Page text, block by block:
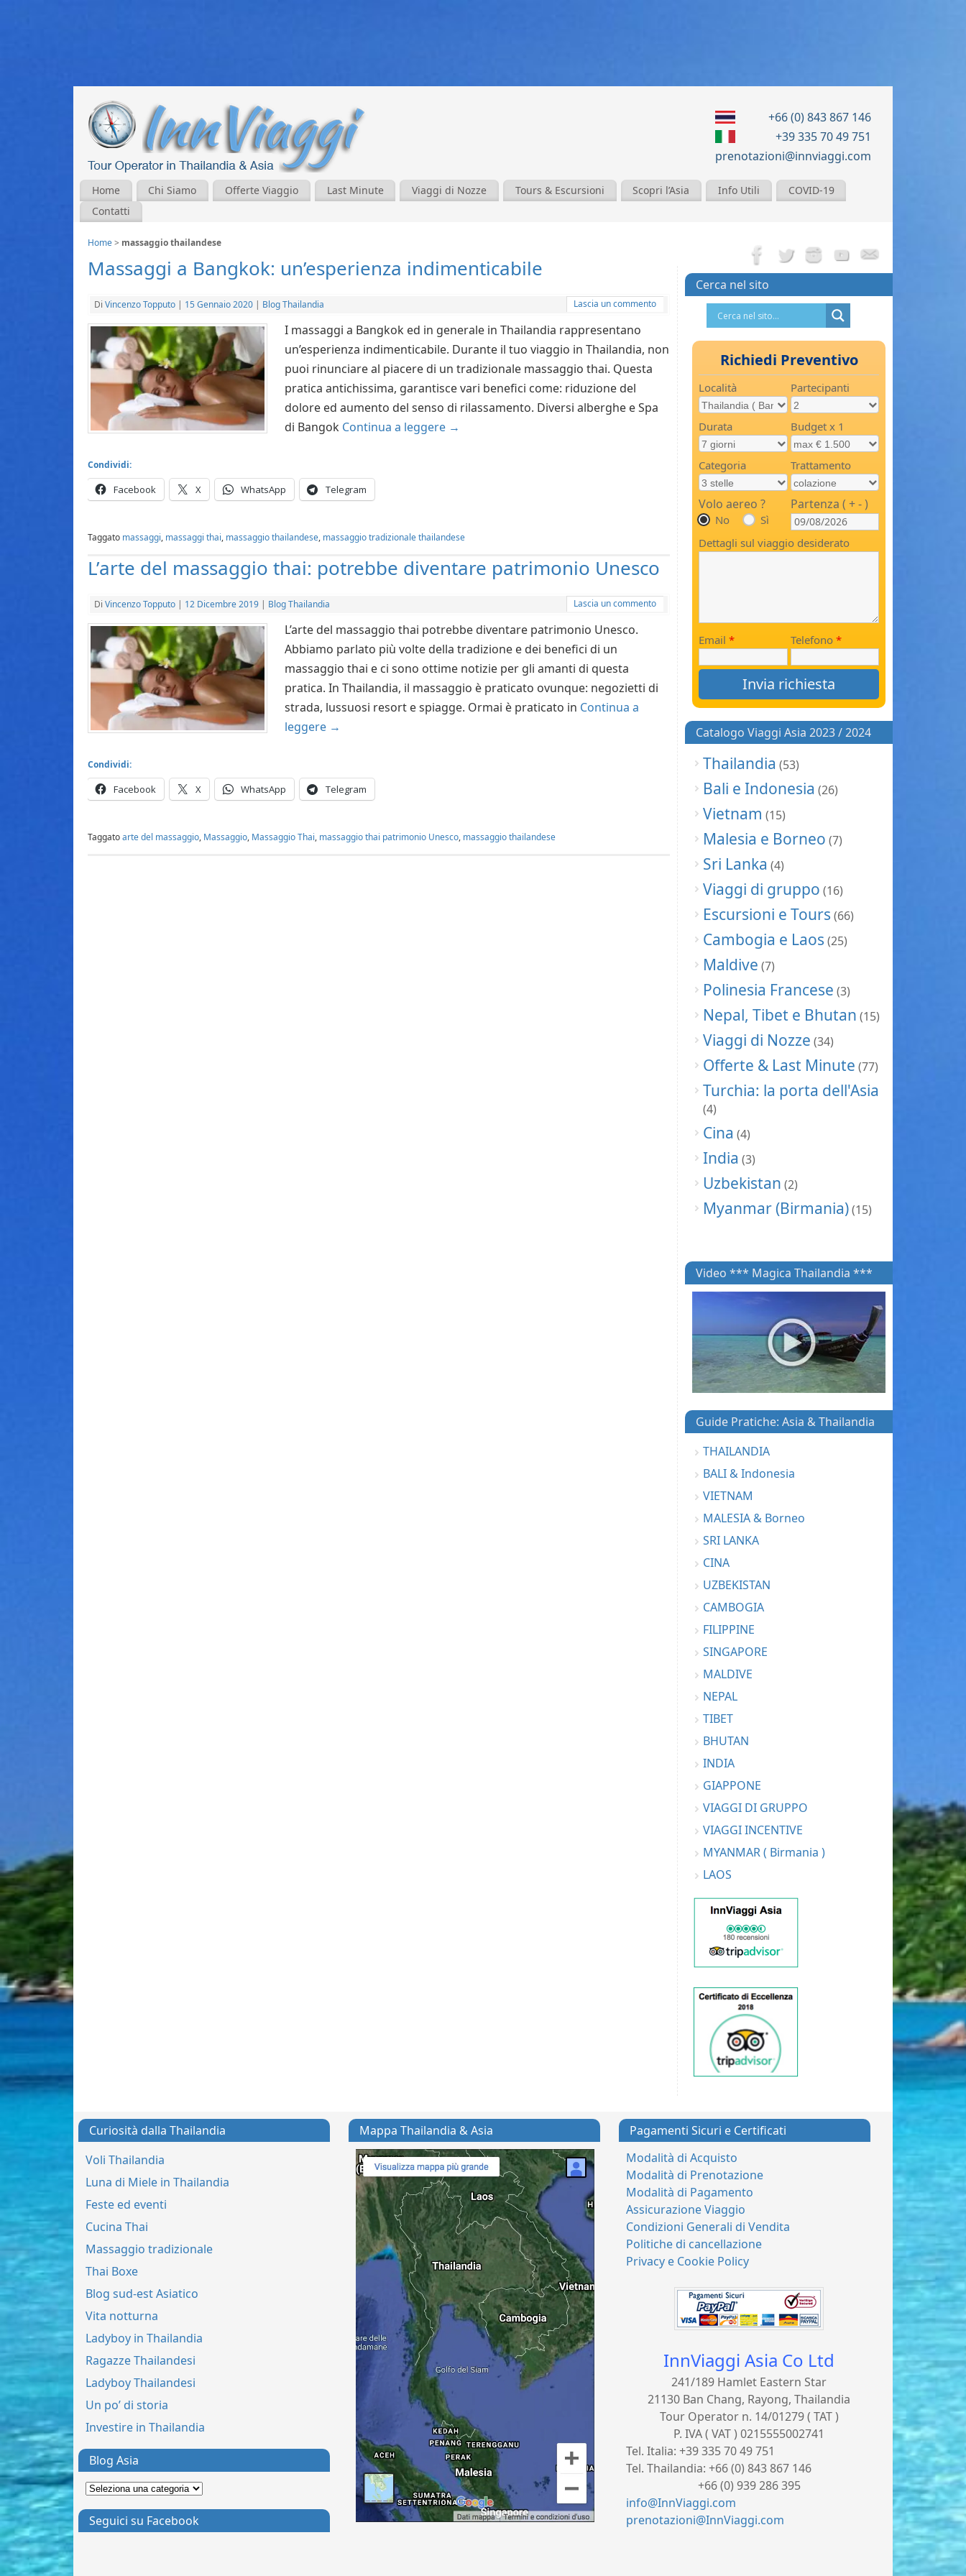
+66 (0) 843 867 146
+39 335 70 49 751
prenotazioni@innviaggi.com
Home Chi Siamo Offerte Viaggio Last Minute Viaggi di Nozze Tours & Escursioni Scopri l’Asia Info Utili
COVID-19
Contatti
Home> massaggio thailandese
Massaggi a Bangkok: un’esperienza indimenticabile
Di Vincenzo Topputo | 15 Gennaio 2020 | Blog Thailandia Lascia un commento
I massaggi a Bangkok ed in generale in Thailandia rappresentano
un’esperienza indimenticabile. Durante il tuo viaggio in Thailandia, non
puoi rinunciare al piacere di un tradizionale massaggio thai. Questa
pratica antichissima, garantisce vari benefici come: riduzione del
dolore ed aumento del senso di rilassamento. Diversi alberghe e Spa
di Bangok Continua a leggere →
Condividi:
Facebook X WhatsApp Telegram
Taggato massaggi, massaggi thai, massaggio thailandese, massaggio tradizionale thailandese
L’arte del massaggio thai: potrebbe diventare patrimonio Unesco
Di Vincenzo Topputo | 12 Dicembre 2019 | Blog Thailandia Lascia un commento
L’arte del massaggio thai potrebbe diventare patrimonio Unesco.
Abbiamo parlato più volte della tradizione e dei benefici di un
massaggio thai e ci sono ottime notizie per gli amanti di questa
pratica. In Thailandia, il massaggio è praticato ovunque: negozietti di
strada, lussuosi resort e spiagge. Ormai è praticato in Continua a
leggere →
Condividi:
Facebook X WhatsApp Telegram
Taggatoarte del massaggio, Massaggio, Massaggio Thai, massaggio thai patrimonio Unesco, massaggio thailandese
Cerca nel sito
Richiedi Preventivo
Località Partecipanti
Durata Budget x 1
Categoria Trattamento
Volo aereo ?
No Sì
Partenza ( + - )
Dettagli sul viaggio desiderato
Email * Telefono *
Catalogo Viaggi Asia 2023 / 2024
Thailandia (53)
Bali e Indonesia (26)
Vietnam (15)
Malesia e Borneo (7)
Sri Lanka (4)
Viaggi di gruppo (16)
Escursioni e Tours (66)
Cambogia e Laos (25)
Maldive (7)
Polinesia Francese (3)
Nepal, Tibet e Bhutan (15)
Viaggi di Nozze (34)
Offerte & Last Minute (77)
Turchia: la porta dell'Asia
(4)
Cina (4)
India (3)
Uzbekistan (2)
Myanmar (Birmania)(15)
Video *** Magica Thailandia ***
Guide Pratiche: Asia & Thailandia
THAILANDIA
BALI & Indonesia
VIETNAM
MALESIA & Borneo
SRI LANKA
CINA
UZBEKISTAN
CAMBOGIA
FILIPPINE
SINGAPORE
MALDIVE
NEPAL
TIBET
BHUTAN
INDIA
GIAPPONE
VIAGGI DI GRUPPO
VIAGGI INCENTIVE
MYANMAR ( Birmania )
LAOS
Curiosità dalla Thailandia
Voli Thailandia
Luna di Miele in Thailandia
Feste ed eventi
Cucina Thai
Massaggio tradizionale
Thai Boxe
Blog sud-est Asiatico
Vita notturna
Ladyboy in Thailandia
Ragazze Thailandesi
Ladyboy Thailandesi
Un po’ di storia
Investire in Thailandia
Blog Asia
Seguici su Facebook
Mappa Thailandia & Asia
Pagamenti Sicuri e Certificati
Modalità di Acquisto
Modalità di Prenotazione
Modalità di Pagamento
Assicurazione Viaggio
Condizioni Generali di Vendita
Politiche di cancellazione
Privacy e Cookie Policy
InnViaggi Asia Co Ltd
241/189 Hamlet Eastern Star
21130 Ban Chang, Rayong, Thailandia
Tour Operator n. 14/01279 ( TAT )
P. IVA ( VAT ) 0215555002741
Tel. Italia:+39 335 70 49 751
Tel. Thailandia:+66 (0) 843 867 146
+66 (0) 939 286 395
info@InnViaggi.com
prenotazioni@InnViaggi.com